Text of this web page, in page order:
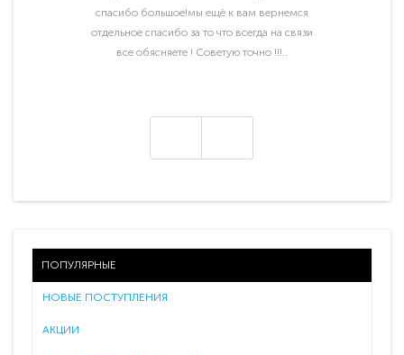
спасибо большое!мы ещё к вам вернемся
отдельное спасибо за то что всегда на связи
все обясняете ! Советую точно !!!..
ПОПУЛЯРНЫЕ
НОВЫЕ ПОСТУПЛЕНИЯ
АКЦИИ